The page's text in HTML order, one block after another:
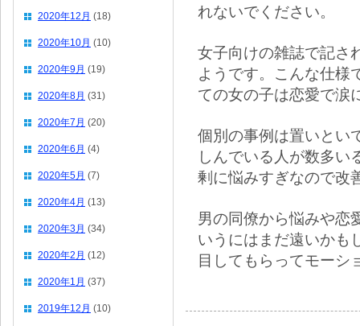
れないでください。
女子向けの雑誌で記さ
ようです。こんな仕様
ての女の子は恋愛で涙
個別の事例は置いとい
しんでいる人が数多い
剰に悩みすぎなので改
男の同僚から悩みや恋
いうにはまだ遠いかも
目してもらってモーシ
2020年12月 (18)
2020年10月 (10)
2020年9月 (19)
2020年8月 (31)
2020年7月 (20)
2020年6月 (4)
2020年5月 (7)
2020年4月 (13)
2020年3月 (34)
2020年2月 (12)
2020年1月 (37)
2019年12月 (10)